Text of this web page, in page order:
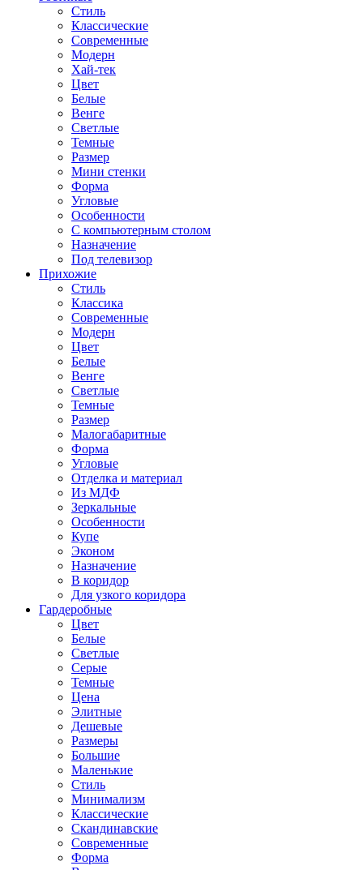
Стиль
Классические
Современные
Модерн
Хай-тек
Цвет
Белые
Венге
Светлые
Темные
Размер
Мини стенки
Форма
Угловые
Особенности
С компьютерным столом
Назначение
Под телевизор
Прихожие
Стиль
Классика
Современные
Модерн
Цвет
Белые
Венге
Светлые
Темные
Размер
Малогабаритные
Форма
Угловые
Отделка и материал
Из МДФ
Зеркальные
Особенности
Купе
Эконом
Назначение
В коридор
Для узкого коридора
Гардеробные
Цвет
Белые
Светлые
Серые
Темные
Цена
Элитные
Дешевые
Размеры
Большие
Маленькие
Стиль
Минимализм
Классические
Скандинавские
Современные
Форма